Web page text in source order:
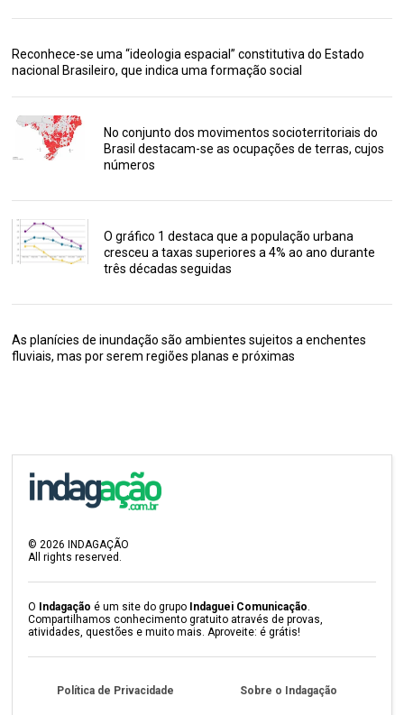
Reconhece-se uma “ideologia espacial” constitutiva do Estado
nacional Brasileiro, que indica uma formação social
No conjunto dos movimentos socioterritoriais do
Brasil destacam-se as ocupações de terras, cujos
números
O gráfico 1 destaca que a população urbana
cresceu a taxas superiores a 4% ao ano durante
três décadas seguidas
As planícies de inundação são ambientes sujeitos a enchentes
fluviais, mas por serem regiões planas e próximas
© 2026 INDAGAÇÃO
All rights reserved.
O Indagação é um site do grupo Indaguei Comunicação
Compartilhamos conhecimento gratuito através de provas,
atividades, questões e muito mais. Aproveite: é grátis!
Política de Privacidade Sobre o Indagação